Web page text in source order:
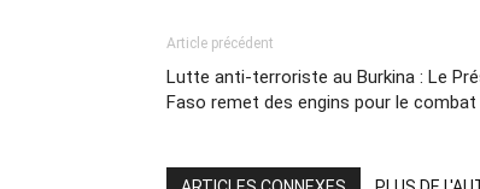
Article précédent
Lutte anti-terroriste au Burkina : Le
Faso remet des engins pour le combat